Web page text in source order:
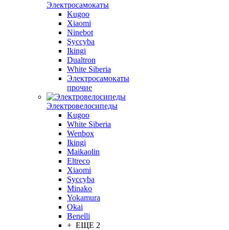
Электросамокаты
Kugoo
Xiaomi
Ninebot
Syccyba
Ikingi
Dualtron
White Siberia
Электросамокаты
прочие
Электровелосипеды
Kugoo
White Siberia
Wenbox
Ikingi
Maikaolin
Eltreco
Xiaomi
Syccyba
Minako
Yokamura
Okai
Benelli
+ ЕЩЕ 2